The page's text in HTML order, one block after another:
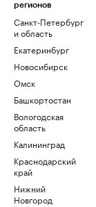
регионов
Санкт-Петербург
и область
Екатеринбург
Новосибирск
Омск
Башкортостан
Вологодская
область
Калининград
Краснодарский
край
Нижний
Новгород